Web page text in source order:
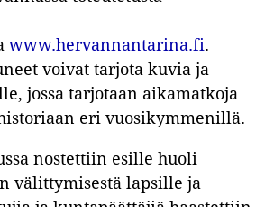
www.hervannantarina.fi.
voivat tarjota kuvia ja
jossa tarjotaan aikamatkoja
eri vuosikymmenillä.
nostettiin esille huoli
välittymisestä lapsille ja